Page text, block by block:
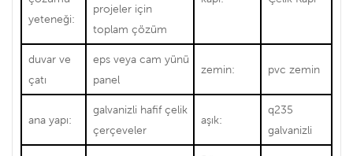
yeteneği:
projeler için
toplam çözüm
duvar ve
çatı
eps veya cam yünü
panel
zemin: pvc zemin
ana yapı:
galvanizli hafif çelik
çerçeveler
aşık:
q235
galvanizli